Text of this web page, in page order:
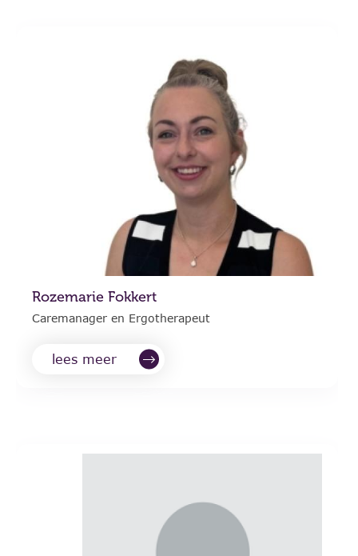
Rozemarie Fokkert
Caremanager en Ergotherapeut
lees meer